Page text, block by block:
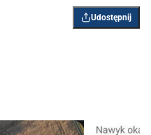
Udostępnij